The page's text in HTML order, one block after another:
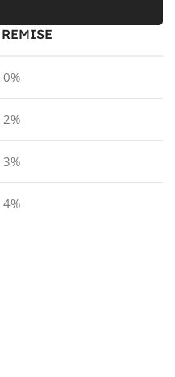
REMISE
0%
2%
3%
4%